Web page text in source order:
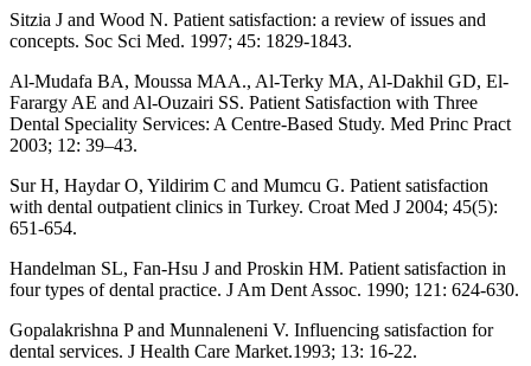
Sitzia J and Wood N. Patient satisfaction: a review of issues and
concepts. Soc Sci Med. 1997; 45: 1829-1843.
Al-Mudafa BA, Moussa MAA., Al-Terky MA, Al-Dakhil GD, El-
Farargy AE and Al-Ouzairi SS. Patient Satisfaction with Three
Dental Speciality Services: A Centre-Based Study. Med Princ Pract
2003; 12: 39–43.
Sur H, Haydar O, Yildirim C and Mumcu G. Patient satisfaction
with dental outpatient clinics in Turkey. Croat Med J 2004; 45(5):
651-654.
Handelman SL, Fan-Hsu J and Proskin HM. Patient satisfaction in
four types of dental practice. J Am Dent Assoc. 1990; 121: 624-630.
Gopalakrishna P and Munnaleneni V. Influencing satisfaction for
dental services. J Health Care Market.1993; 13: 16-22.